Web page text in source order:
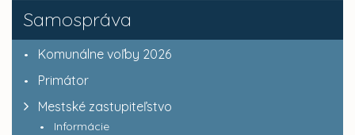
Samospráva
Komunálne voľby 2026
Primátor
Mestské zastupiteľstvo
Informácie